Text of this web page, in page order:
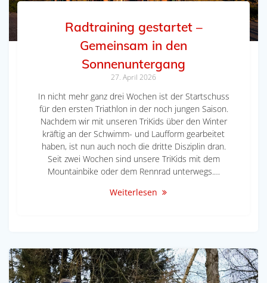
Radtraining gestartet –
Gemeinsam in den
Sonnenuntergang
27. April 2026
In nicht mehr ganz drei Wochen ist der Startschuss
für den ersten Triathlon in der noch jungen Saison.
Nachdem wir mit unseren TriKids über den Winter
kräftig an der Schwimm- und Laufform gearbeitet
haben, ist nun auch noch die dritte Disziplin dran.
Seit zwei Wochen sind unsere TriKids mit dem
Mountainbike oder dem Rennrad unterwegs.…
Weiterlesen